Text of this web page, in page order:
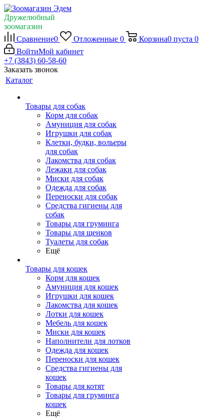
Дружелюбный
зоомагазин
Сравнение0 Отложенные 0 Корзина0 пуста 0
ВойтиМой кабинет
+7 (3843) 60-58-60
Заказать звонок
Каталог
Товары для собак
Корм для собак
Амуниция для собак
Игрушки для собак
Клетки, будки, вольеры
для собак
Лакомства для собак
Лежаки для собак
Миски для собак
Одежда для собак
Переноски для собак
Средства гигиены для
собак
Товары для груминга
Товары для щенков
Туалеты для собак
Ещё
Товары для кошек
Корм для кошек
Амуниция для кошек
Игрушки для кошек
Лакомства для кошек
Лотки для кошек
Мебель для кошек
Миски для кошек
Наполнители для лотков
Одежда для кошек
Переноски для кошек
Средства гигиены для
кошек
Товары для котят
Товары для груминга
кошек
Ещё